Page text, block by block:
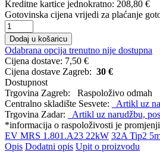
Kreditne kartice jednokratno: 208,80 €
Gotovinska cijena vrijedi za plaćanje
Dodaj u košaricu
Odabrana opcija trenutno nije dostupna
Cijena dostave: 7,50 €
Cijena dostave Zagreb: 30 €
Dostupnost
Trgovina Zagreb:
Raspoloživo odmah
Centralno skladište Sesvete:
Artikl uz
Trgovina Zadar:
Artikl uz narudžbu,
*informacija o raspoloživosti je
EV MRS 1.801.A23 22kW 32A Tip2
Opis Dodatni opis Upit o proizvodu